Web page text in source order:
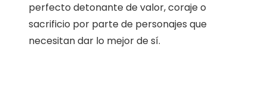
perfecto detonante de valor, coraje o
sacrificio por parte de personajes que
necesitan dar lo mejor de sí.